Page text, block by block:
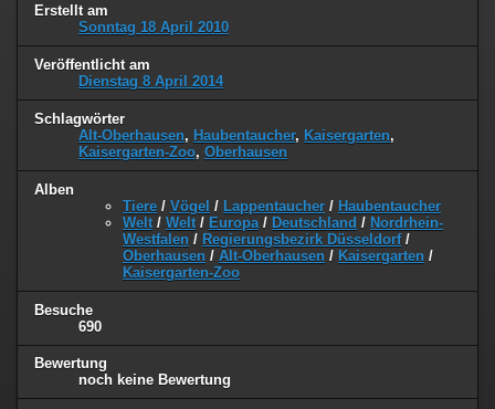
Erstellt am
Sonntag 18 April 2010
Veröffentlicht am
Dienstag 8 April 2014
Schlagwörter
Alt-Oberhausen, Haubentaucher, Kaisergarten,
Kaisergarten-Zoo, Oberhausen
Alben
Tiere / Vögel / Lappentaucher / Haubentaucher
Welt / Welt / Europa / Deutschland / Nordrhein-
Westfalen / Regierungsbezirk Düsseldorf/
Oberhausen / Alt-Oberhausen / Kaisergarten /
Kaisergarten-Zoo
Besuche
690
Bewertung
noch keine Bewertung